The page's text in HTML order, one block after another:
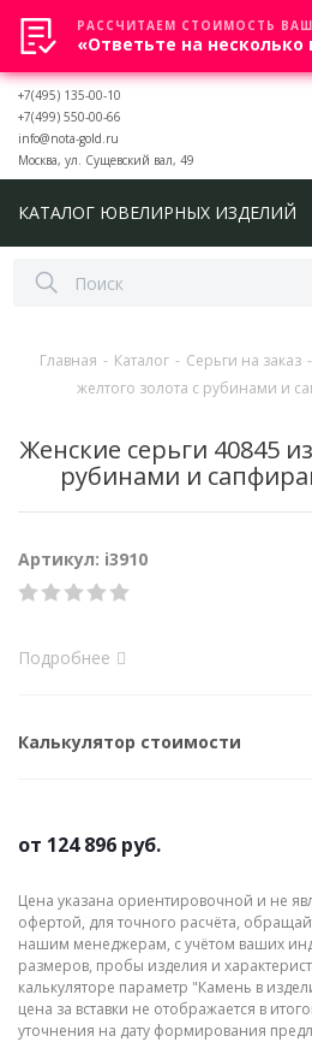
+7(495) 135-00-10
+7(499) 550-00-66
info@nota-gold.ru
Москва, ул. Сущевский вал, 49
КАТАЛОГ ЮВЕЛИРНЫХ ИЗДЕЛИЙ
Главная - Каталог - Серьги на заказ -
желтого золота с рубинами и
Женские серьги 40845
рубинами и
Артикул: i3910
Подробнее
Калькулятор стоимости
от 124 896 руб.
Цена указана ориентировочной и не
офертой, для точного расчёта,
нашим менеджерам, с учётом ваших
размеров, пробы изделия и
калькуляторе параметр "Камень в
цена за вставки не отображается в
уточнения на дату формирования
РАССЧИТАЕМ СТОИМОСТЬ
«Ответьте на несколько